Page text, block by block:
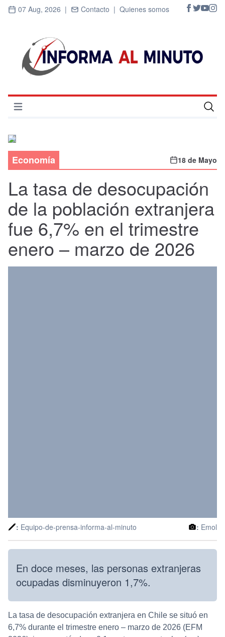
07 Aug, 2026 | Contacto | Quienes somos
Abrir menú
Deportes
Economía
Entrevistas
Nacional
Política
Economía 18 de Mayo
La tasa de desocupación
de la población extranjera
fue 6,7% en el trimestre
enero – marzo de 2026
: Equipo-de-prensa-informa-al-minuto : Emol
En doce meses, las personas extranjeras
ocupadas disminuyeron 1,7%.
La tasa de desocupación extranjera en Chile se situó en
6,7% durante el trimestre enero – marzo de 2026 (EFM